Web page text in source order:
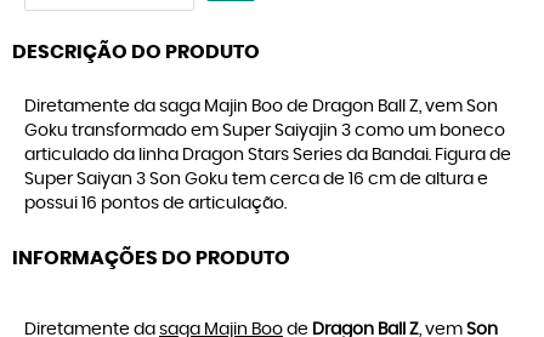
DESCRIÇÃO DO PRODUTO
Diretamente da saga Majin Boo de Dragon Ball Z, vem Son
Goku transformado em Super Saiyajin 3 como um boneco
articulado da linha Dragon Stars Series da Bandai. Figura de
Super Saiyan 3 Son Goku tem cerca de 16 cm de altura e
possui 16 pontos de articulação.
INFORMAÇÕES DO PRODUTO
Diretamente da saga Majin Boo de Dragon Ball Z, vem Son